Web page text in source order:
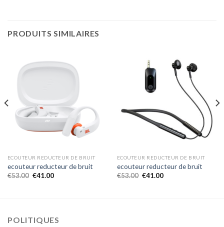
PRODUITS SIMILAIRES
ECOUTEUR REDUCTEUR DE BRUIT
ecouteur reducteur de bruit
€53.00 €41.00
ECOUTEUR REDUCTEUR DE BRUIT
ecouteur reducteur de bruit
€53.00 €41.00
POLITIQUES